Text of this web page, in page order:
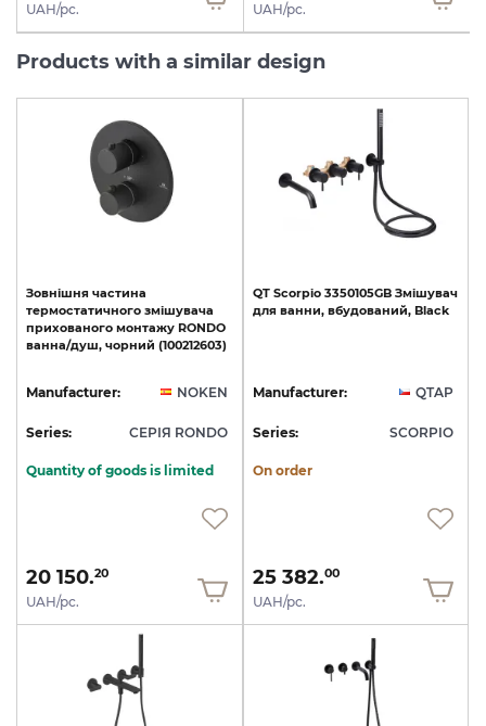
UAH/pc. UAH/pc.
Products with a similar design
Зовнішня частина
термостатичного змішувача
прихованого монтажу RONDO
ванна/душ, чорний (100212603)
Manufacturer: NOKEN
Series: СЕРІЯ RONDO
Quantity of goods is limited
20 150.20
UAH/pc.
QT Scorpio 3350105GB Змішувач
для ванни, вбудований, Black
Manufacturer: QTAP
Series: SCORPIO
On order
25 382.00
UAH/pc.